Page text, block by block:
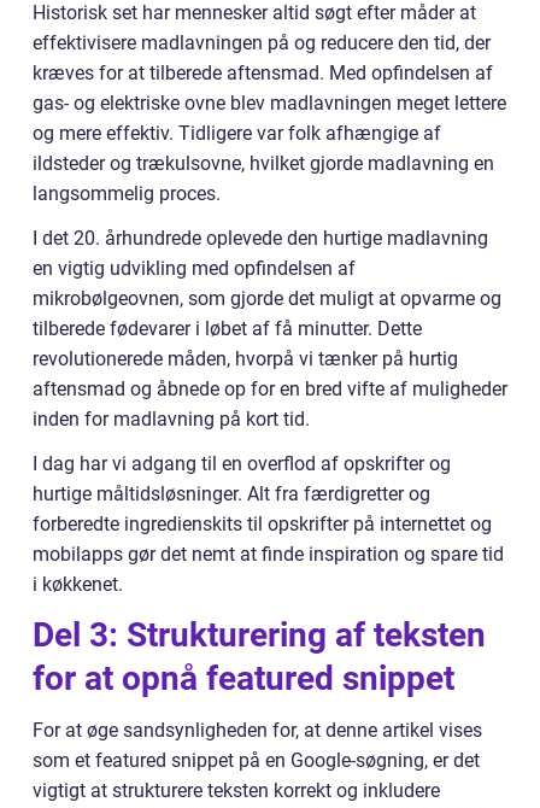
Historisk set har mennesker altid søgt efter måder at
effektivisere madlavningen på og reducere den tid, der
kræves for at tilberede aftensmad. Med opfindelsen af
gas- og elektriske ovne blev madlavningen meget lettere
og mere effektiv. Tidligere var folk afhængige af
ildsteder og trækulsovne, hvilket gjorde madlavning en
langsommelig proces.
I det 20. århundrede oplevede den hurtige madlavning
en vigtig udvikling med opfindelsen af
mikrobølgeovnen, som gjorde det muligt at opvarme og
tilberede fødevarer i løbet af få minutter. Dette
revolutionerede måden, hvorpå vi tænker på hurtig
aftensmad og åbnede op for en bred vifte af muligheder
inden for madlavning på kort tid.
I dag har vi adgang til en overflod af opskrifter og
hurtige måltidsløsninger. Alt fra færdigretter og
forberedte ingredienskits til opskrifter på internettet og
mobilapps gør det nemt at finde inspiration og spare tid
i køkkenet.
Del 3: Strukturering af teksten
for at opnå featured snippet
For at øge sandsynligheden for, at denne artikel vises
som et featured snippet på en Google-søgning, er det
vigtigt at strukturere teksten korrekt og inkludere